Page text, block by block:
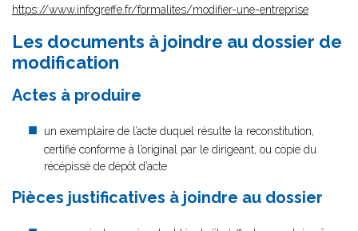
https://www.infogreffe.fr/formalites/modifier-une-entreprise
Les documents à joindre au dossier de
modification
Actes à produire
un exemplaire de l’acte duquel résulte la reconstitution,
certifié conforme à l’original par le dirigeant, ou copie du
récépissé de dépôt d’acte
Pièces justificatives à joindre au dossier